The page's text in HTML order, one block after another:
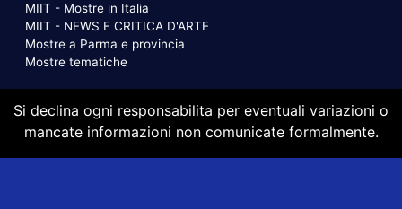
MIIT - Mostre in Italia
MIIT - NEWS E CRITICA D'ARTE
Mostre a Parma e provincia
Mostre tematiche
Si declina ogni responsabilita per eventuali variazioni o
mancate informazioni non comunicate formalmente.